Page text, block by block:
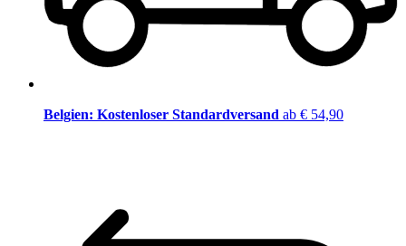
Belgien: Kostenloser Standardversand ab € 54,90